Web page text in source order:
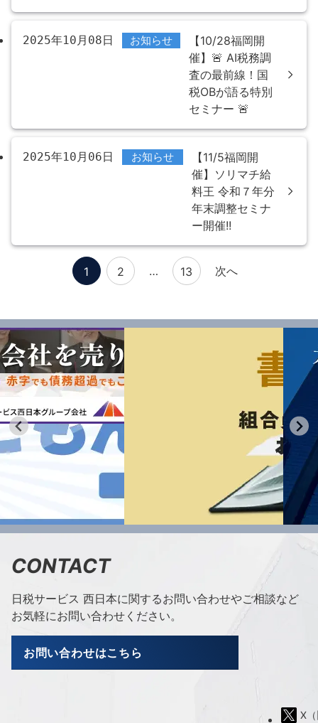
2025年10月08日 お知らせ
【10/28福岡開
催】🚨 AI税務調
査の最前線！国
税OBが語る特別
セミナー 🚨
2025年10月06日 お知らせ
【11/5福岡開
催】ソリマチ給
料王 令和７年分
年末調整セミナ
ー開催!!
の
ペ
ー
ジ
送
り
1 2 … 13 次へ
CONTACT
日税サービス 西日本に関するお問い合わせやご相談など
お気軽にお問い合わせください。
お問い合わせはこちら
X